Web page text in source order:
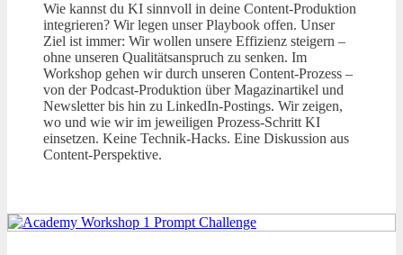
Wie kannst du KI sinnvoll in deine Content-Produktion
integrieren? Wir legen unser Playbook offen. Unser
Ziel ist immer: Wir wollen unsere Effizienz steigern –
ohne unseren Qualitätsanspruch zu senken. Im
Workshop gehen wir durch unseren Content-Prozess –
von der Podcast-Produktion über Magazinartikel und
Newsletter bis hin zu LinkedIn-Postings. Wir zeigen,
wo und wie wir im jeweiligen Prozess-Schritt KI
einsetzen. Keine Technik-Hacks. Eine Diskussion aus
Content-Perspektive.